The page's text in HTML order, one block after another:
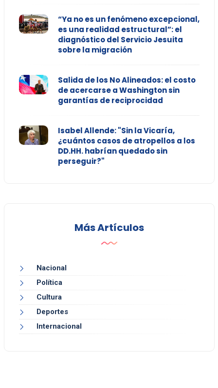
“Ya no es un fenómeno excepcional,
es una realidad estructural”: el
diagnóstico del Servicio Jesuita
sobre la migración
Salida de los No Alineados: el costo
de acercarse a Washington sin
garantías de reciprocidad
Isabel Allende: "Sin la Vicaría,
¿cuántos casos de atropellos a los
DD.HH. habrían quedado sin
perseguir?"
Más Artículos
Nacional
Política
Cultura
Deportes
Internacional